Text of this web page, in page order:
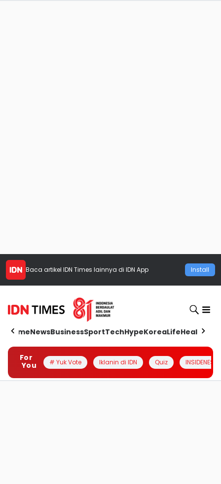
Baca artikel IDN Times lainnya di IDN App Install
HomeNewsBusinessSportTechHypeKoreaLifeHealth
For
You
# Yuk Vote Iklanin di IDN Quiz INSIDENESIA